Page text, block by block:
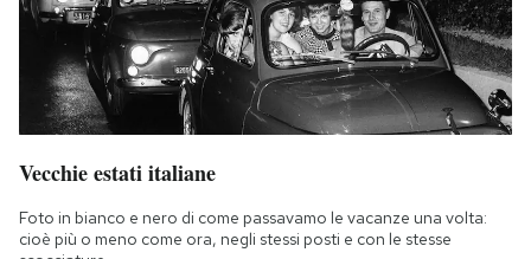
Vecchie estati italiane
Foto in bianco e nero di come passavamo le vacanze una volta:
cioè più o meno come ora, negli stessi posti e con le stesse